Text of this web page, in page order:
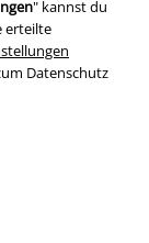
" kannst du
erteilte
Datenschutz